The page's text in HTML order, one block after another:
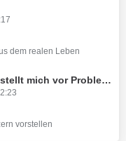
dem realen Leben
mich vor Probleme
vorstellen